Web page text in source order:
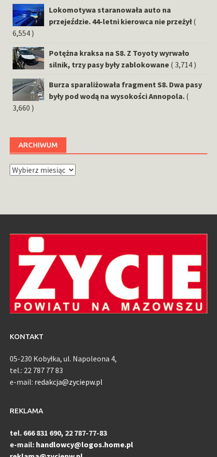
Lokomotywa staranowała auto na
przejeździe. 44-letni kierowca nie przeżył (
6,554 )
Potężna kraksa na S8. Z Toyoty wyrwało
silnik, trzy pasy były zablokowane ( 3,714 )
Burza sparaliżowała fragment S8. Dwa pasy
były pod wodą na wysokości Annopola. (
3,660 )
ARCHIWUM
Archiwum
KONTAKT
05-230 Kobyłka, ul. Napoleona 4,
tel.: 22 787 77 83
e-mail: redakcja@zyciepw.pl
REKLAMA
tel. 666 831 690, 22 787-77-83
e-mail: handlowcy@logos.home.pl